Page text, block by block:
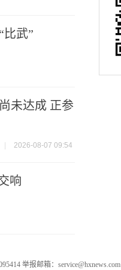
比武”
未达成 正参
2026-08-07 09:54
响
举报邮箱：service@hxnews.com